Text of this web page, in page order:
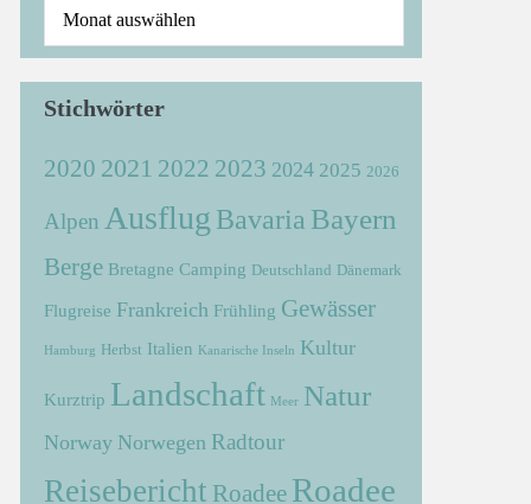
Stichwörter
2020 2021 2022 2023 2024 2025 2026
Alpen Ausflug Bavaria Bayern
Berge Bretagne Camping Deutschland Dänemark
Flugreise Frankreich Frühling Gewässer
Hamburg Herbst Italien Kanarische Inseln Kultur
Kurztrip Landschaft Meer Natur
Norway Norwegen Radtour
Reisebericht Roadee Roadee